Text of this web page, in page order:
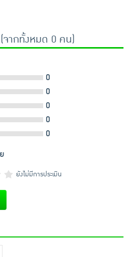
(จากทั้งหมด 0 คน)
0
0
0
0
0
ยังไม่มีการประเมิน